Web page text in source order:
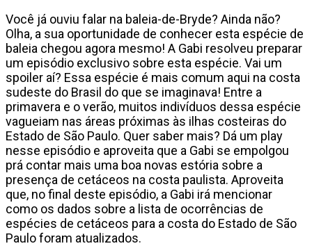
Você já ouviu falar na baleia-de-Bryde? Ainda não?
Olha, a sua oportunidade de conhecer esta espécie de
baleia chegou agora mesmo! A Gabi resolveu preparar
um episódio exclusivo sobre esta espécie. Vai um
spoiler aí? Essa espécie é mais comum aqui na costa
sudeste do Brasil do que se imaginava! Entre a
primavera e o verão, muitos indivíduos dessa espécie
vagueiam nas áreas próximas às ilhas costeiras do
Estado de São Paulo. Quer saber mais? Dá um play
nesse episódio e aproveita que a Gabi se empolgou
prá contar mais uma boa novas estória sobre a
presença de cetáceos na costa paulista. Aproveita
que, no final deste episódio, a Gabi irá mencionar
como os dados sobre a lista de ocorrências de
espécies de cetáceos para a costa do Estado de São
Paulo foram atualizados.